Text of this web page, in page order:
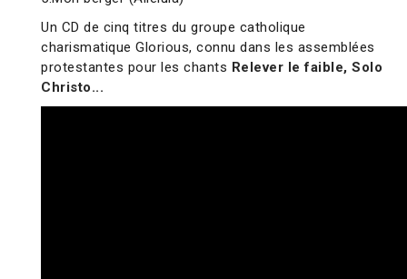
Un CD de cinq titres du groupe catholique
charismatique Glorious, connu dans les assemblées
protestantes pour les chants Relever le faible, Solo
Christo...